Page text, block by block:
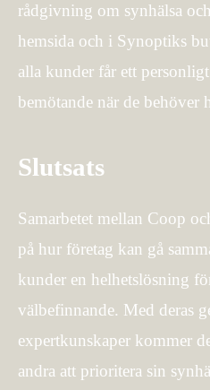
rådgivning om synhälsa
hemsida och i Synoptiks
alla kunder får ett
bemötande när de behöver
Slutsats
Samarbetet mellan Coop
på hur företag kan gå
kunder en helhetslösning
välbefinnande. Med deras
expertkunskaper kommer
andra att prioritera sin